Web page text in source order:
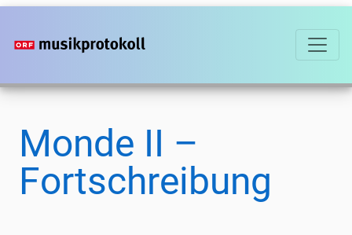
Direkt
zum
Monde II –
Fortschreibung